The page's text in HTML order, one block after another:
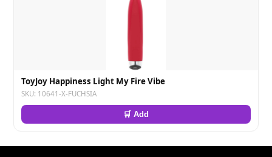
ToyJoy Happiness Light My Fire Vibe
SKU: 10641-X-FUCHSIA
🛒 Add